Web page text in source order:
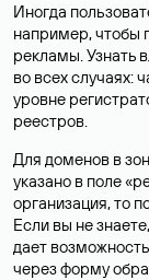
Иногда
например, чтобы
рекламы. Узнать
во всех случаях:
уровне
реестров.
Для доменов в
указано в поле
организация, то
Если вы не
дает
через форму